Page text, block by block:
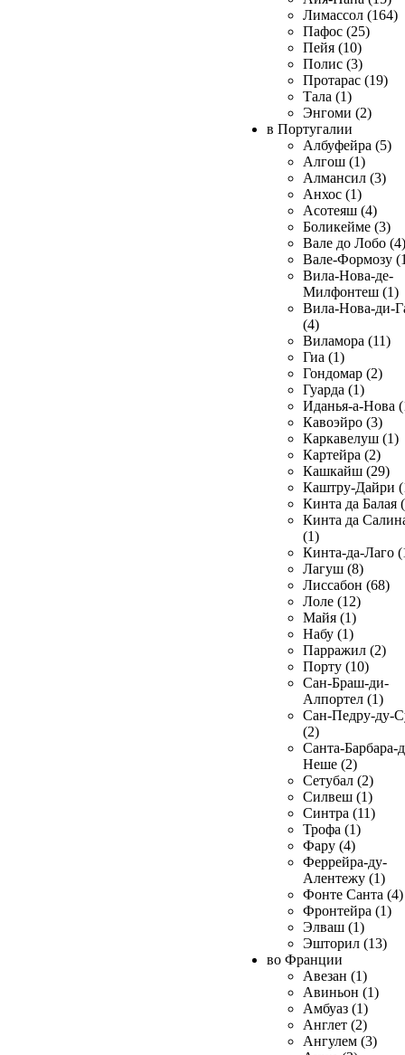
Лимассол (164)
Пафос (25)
Пейя (10)
Полис (3)
Протарас (19)
Тала (1)
Энгоми (2)
в Португалии
Албуфейра (5)
Алгош (1)
Алмансил (3)
Анхос (1)
Асотеяш (4)
Боликейме (3)
Вале до Лобо (4)
Вале-Формозу
Вила-Нова-де-
Милфонтеш (1)
Вила-Нова-ди-
(4)
Виламора (11)
Гиа (1)
Гондомар (2)
Гуарда (1)
Иданья-а-Нова
Кавоэйро (3)
Каркавелуш (1)
Картейра (2)
Кашкайш (29)
Каштру-Дайри
Кинта да Балая
Кинта да
(1)
Кинта-да-Лаго
Лагуш (8)
Лиссабон (68)
Лоле (12)
Майя (1)
Набу (1)
Парражил (2)
Порту (10)
Сан-Браш-ди-
Алпортел (1)
Сан-Педру-ду-
(2)
Санта-Барбара-
Неше (2)
Сетубал (2)
Силвеш (1)
Синтра (11)
Трофа (1)
Фару (4)
Феррейра-ду-
Алентежу (1)
Фонте Санта (4)
Фронтейра (1)
Элваш (1)
Эшторил (13)
во Франции
Авезан (1)
Авиньон (1)
Амбуаз (1)
Англет (2)
Ангулем (3)